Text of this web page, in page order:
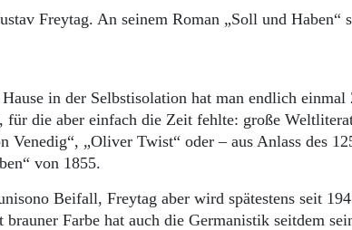
Panorama
Ostpreußen
Pommern
Berlin-Brandenburg
Bücher
Freytag. An seinem Roman „Soll und Haben“
in der Selbstisolation hat man endlich
die aber einfach die Zeit fehlte: große
„Oliver Twist“ oder – aus Anlass des
von 1855.
Beifall, Freytag aber wird spätestens seit
Farbe hat auch die Germanistik seitdem